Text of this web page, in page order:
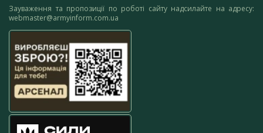
Зауваження та пропозиції по роботі сайту надсилайте на адресу:
webmaster@armyinform.com.ua